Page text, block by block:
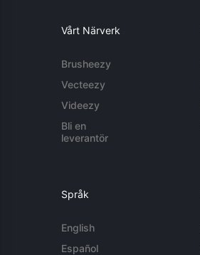
Vårt Närverk
Brusheezy
Vecteezy
Videezy
Bli en
leverantör
Språk
English
Español